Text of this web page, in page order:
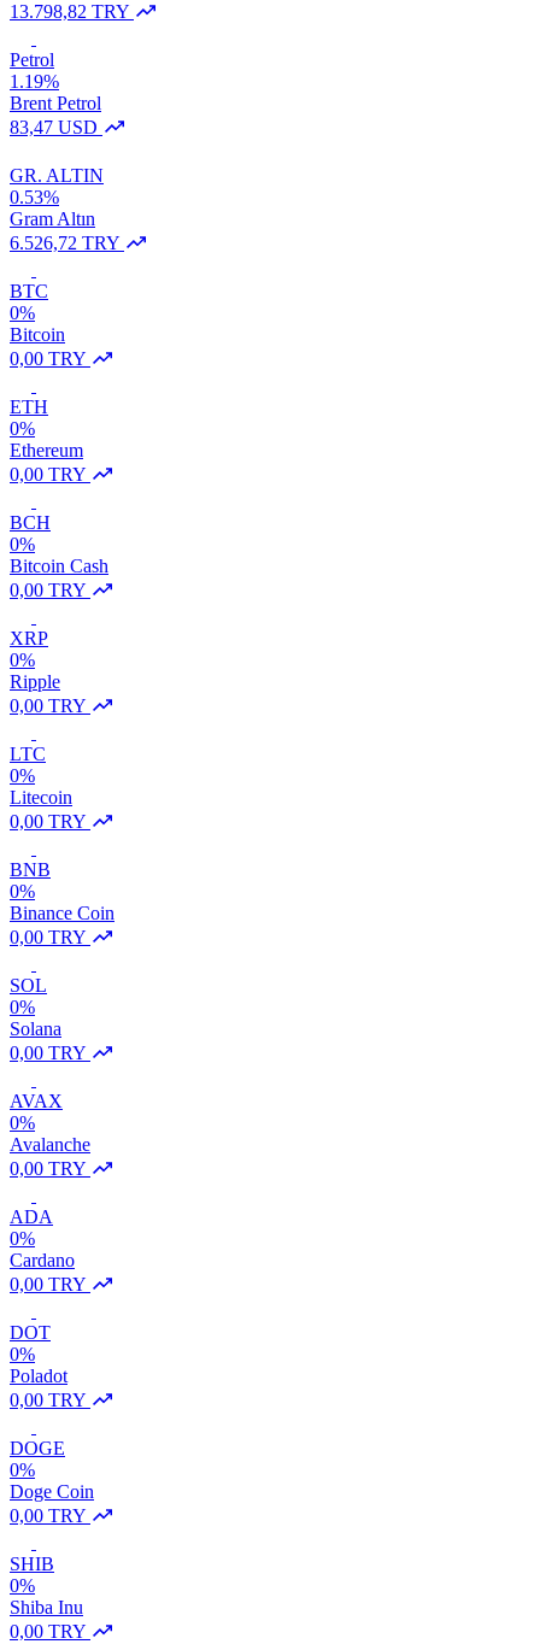
13.798,82 TRY
Petrol
1.19%
Brent Petrol
83,47 USD
GR. ALTIN
0.53%
Gram Altın
6.526,72 TRY
BTC
0%
Bitcoin
0,00 TRY
ETH
0%
Ethereum
0,00 TRY
BCH
0%
Bitcoin Cash
0,00 TRY
XRP
0%
Ripple
0,00 TRY
LTC
0%
Litecoin
0,00 TRY
BNB
0%
Binance Coin
0,00 TRY
SOL
0%
Solana
0,00 TRY
AVAX
0%
Avalanche
0,00 TRY
ADA
0%
Cardano
0,00 TRY
DOT
0%
Poladot
0,00 TRY
DOGE
0%
Doge Coin
0,00 TRY
SHIB
0%
Shiba Inu
0,00 TRY